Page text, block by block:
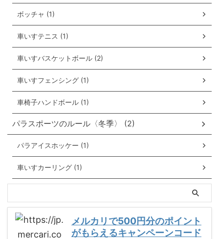
ボッチャ (1)
車いすテニス (1)
車いすバスケットボール (2)
車いすフェンシング (1)
車椅子ハンドボール (1)
パラスポーツのルール〈冬季〉 (2)
パラアイスホッケー (1)
車いすカーリング (1)
メルカリで500円分のポイント
がもらえるキャンペーンコード